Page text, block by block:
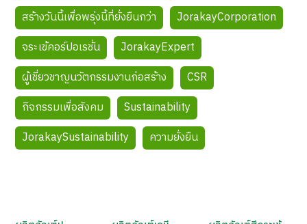
สร้างวันนี้เพื่อพรุ่งนี้ที่ยั่งยืนกว่า
JorakayCorporation
จระเข้คอร์ปอเรชั่น
JorakayExpert
ผู้เชี่ยวชาญนวัตกรรมงานก่อสร้าง
CSR
กิจกรรมเพื่อสังคม
Sustainability
JorakaySustainability
ความยั่งยืน